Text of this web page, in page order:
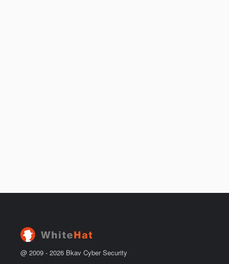
@ 2009 - 2026 Bkav Cyber Security